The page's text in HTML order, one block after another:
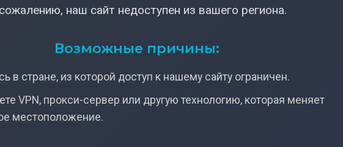
наш сайт недоступен из вашего региона.
Возможные причины:
в стране, из которой доступ к нашему сайту ограничен.
VPN, прокси-сервер или другую технологию, которая меняет
местоположение.